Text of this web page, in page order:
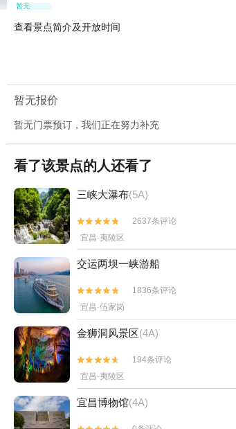
暂无点评
查看景点简介及开放时间
暂无报价
暂无门票预订，我们正在努力补充
看了该景点的人还看了
三峡大瀑布(5A)


2637条评论
宜昌·夷陵区
交运两坝一峡游船


1836条评论
宜昌·伍家岗
金狮洞风景区(4A)


194条评论
宜昌·夷陵区
宜昌博物馆(4A)